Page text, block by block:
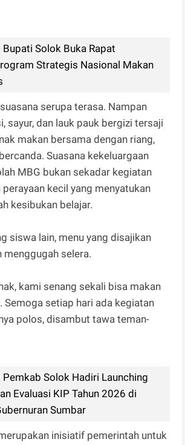
Bupati Solok Buka Rapat
Strategis Nasional Makan
serupa terasa. Nampan
sayur, dan lauk pauk bergizi tersaji
makan bersama dengan riang,
Suasana kekeluargaan
MBG bukan sekadar kegiatan
kecil yang menyatukan
kesibukan belajar.
siswa lain, menu yang disajikan
menggugah selera.
kami senang sekali bisa makan
Semoga setiap hari ada kegiatan
polos, disambut tawa teman-
Pemkab Solok Hadiri Launching
Evaluasi KIP Tahun 2026 di
Sumbar
inisiatif pemerintah untuk